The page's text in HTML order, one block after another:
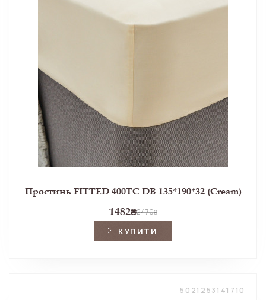
Простинь FITTED 400TC DB 135*190*32 (Cream)
1482₴2470₴
КУПИТИ
5021253141710